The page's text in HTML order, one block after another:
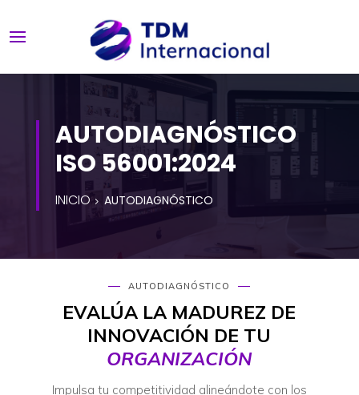
AUTODIAGNÓSTICO
ISO 56001:2024
INICIO AUTODIAGNÓSTICO
AUTODIAGNÓSTICO
EVALÚA LA MADUREZ DE
INNOVACIÓN DE TU
ORGANIZACIÓN
Impulsa tu competitividad alineándote con los